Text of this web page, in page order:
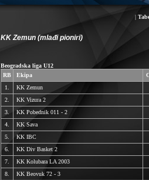
|
KK Zemun (mlađi pioniri)
Beogradska liga U12
RB
Ekipa
1.
KK Zemun
2.
KK Vizura 2
3.
KK Pobednik 011 - 2
4.
KK Sava
5.
KK IBC
6.
KK Div Basket 2
7.
KK Kolubara LA 2003
8.
KK Beovuk 72 - 3